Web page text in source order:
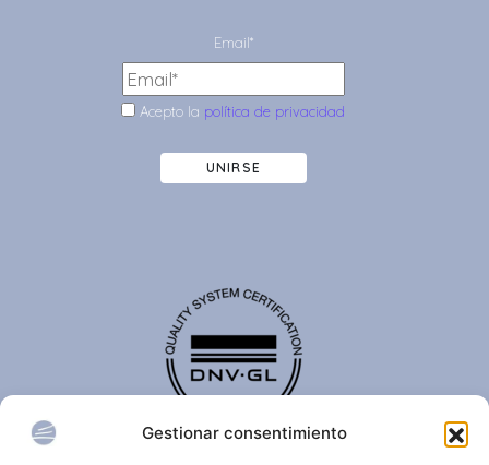
Gestionar consentimiento
Email*
Acepto la política de privacidad
UNIRSE